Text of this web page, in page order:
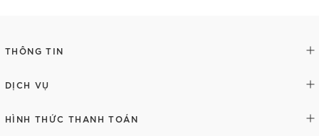
THÔNG TIN
DỊCH VỤ
HÌNH THỨC THANH TOÁN